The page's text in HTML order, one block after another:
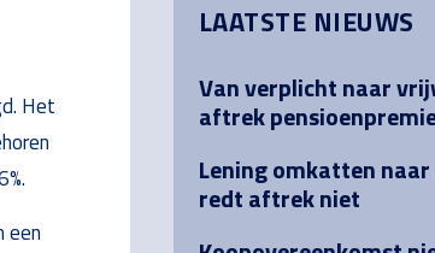
Het
een
Sidebar
LAATSTE NIEUWS
Van verplicht naar
aftrek
Lening omkatten
redt aftrek niet